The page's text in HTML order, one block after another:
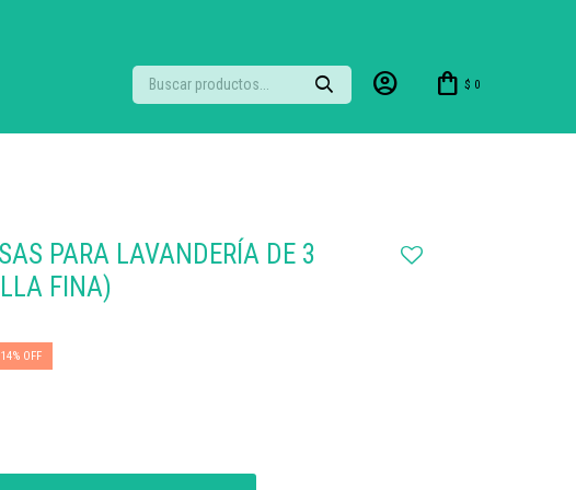
$ 0
PARA LAVANDERÍA DE 3
FINA)
14